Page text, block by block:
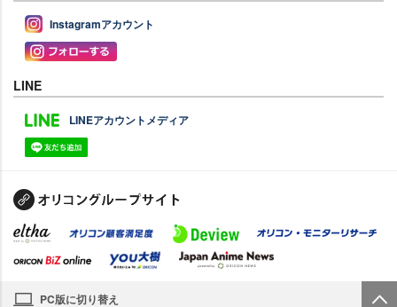
Instagramアカウント
LINE
LINEアカウントメディア
PC版に切り替え